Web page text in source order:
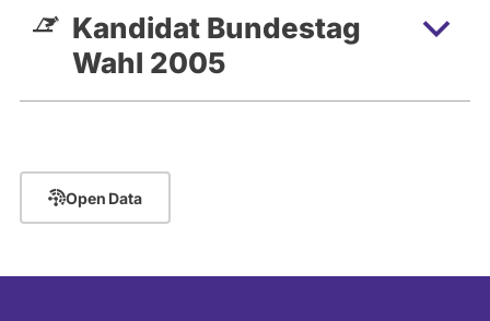
Kandidat Bundestag
Wahl 2005
Open Data